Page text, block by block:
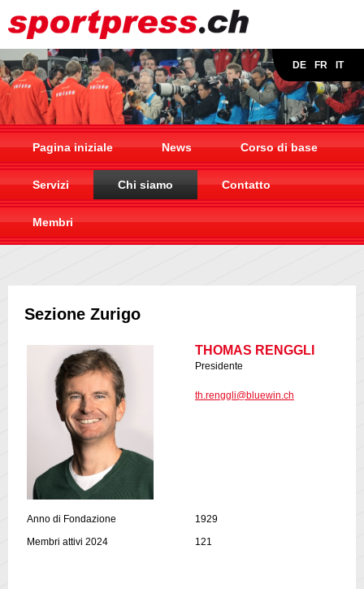
DE FR IT
Pagina iniziale News Corso di base
Servizi Chi siamo Contatto
Membri
Sezione Zurigo
THOMAS RENGGLI
Presidente
th.renggli@bluewin.ch
Anno di Fondazione
1929
Membri attivi 2024
121